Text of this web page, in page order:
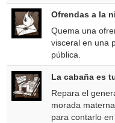
Ofrendas a la
Quema una
visceral en una
pública.
La cabaña es
Repara el
morada
para contarlo